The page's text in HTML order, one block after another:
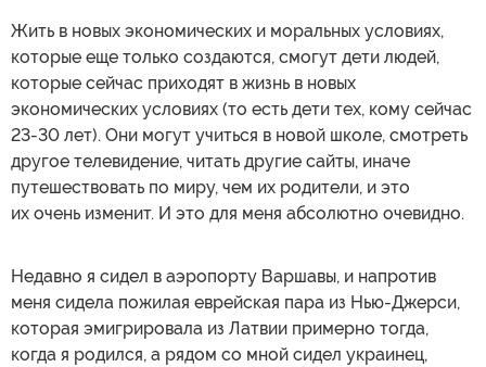
Жить в новых экономических и моральных условиях,
которые еще только создаются, смогут дети людей,
которые сейчас приходят в жизнь в новых
экономических условиях (то есть дети тех, кому сейчас
23-30 лет). Они могут учиться в новой школе, смотреть
другое телевидение, читать другие сайты, иначе
путешествовать по миру, чем их родители, и это
их очень изменит. И это для меня абсолютно очевидно.
Недавно я сидел в аэропорту Варшавы, и напротив
меня сидела пожилая еврейская пара из Нью-Джерси,
которая эмигрировала из Латвии примерно тогда,
когда я родился, а рядом со мной сидел украинец,